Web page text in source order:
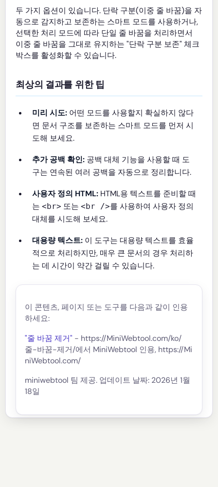
두 가지 옵션이 있습니다. 단락 구분(이중 줄 바꿈)을 자
동으로 감지하고 보존하는 스마트 모드를 사용하거나,
선택한 처리 모드에 따라 단일 줄 바꿈을 처리하면서
이중 줄 바꿈을 그대로 유지하는 "단락 구분 보존" 체크
박스를 활성화할 수 있습니다.
최상의 결과를 위한 팁
미리 시도: 어떤 모드를 사용할지 확실하지 않다
면 문서 구조를 보존하는 스마트 모드를 먼저 시
도해 보세요.
추가 공백 확인: 공백 대체 기능을 사용할 때 도
구는 연속된 여러 공백을 자동으로 정리합니다.
사용자 정의 HTML: HTML용 텍스트를 준비할 때
는<br> 또는<br />를 사용하여 사용자 정의
대체를 시도해 보세요.
대용량 텍스트: 이 도구는 대용량 텍스트를 효율
적으로 처리하지만, 매우 큰 문서의 경우 처리하
는 데 시간이 약간 걸릴 수 있습니다.
이 콘텐츠, 페이지 또는 도구를 다음과 같이 인용
하세요:
"줄 바꿈 제거" - https://MiniWebtool.com/ko/
줄-바꿈-제거/에서 MiniWebtool 인용, https://Mi
niWebtool.com/
miniwebtool 팀 제공. 업데이트 날짜: 2026년 1월
18일